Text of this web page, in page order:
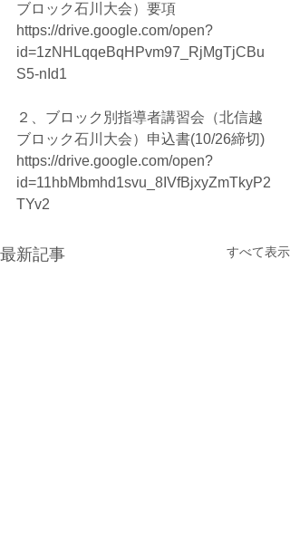
ブロック石川大会）要項
https://drive.google.com/open?
id=1zNHLqqeBqHPvm97_RjMgTjCBu
S5-nId1
２、ブロック別指導者講習会（北信越
ブロック石川大会）申込書(10/26締切)
https://drive.google.com/open?
id=11hbMbmhd1svu_8IVfBjxyZmTkyP2
TYv2
最新記事 すべて表示